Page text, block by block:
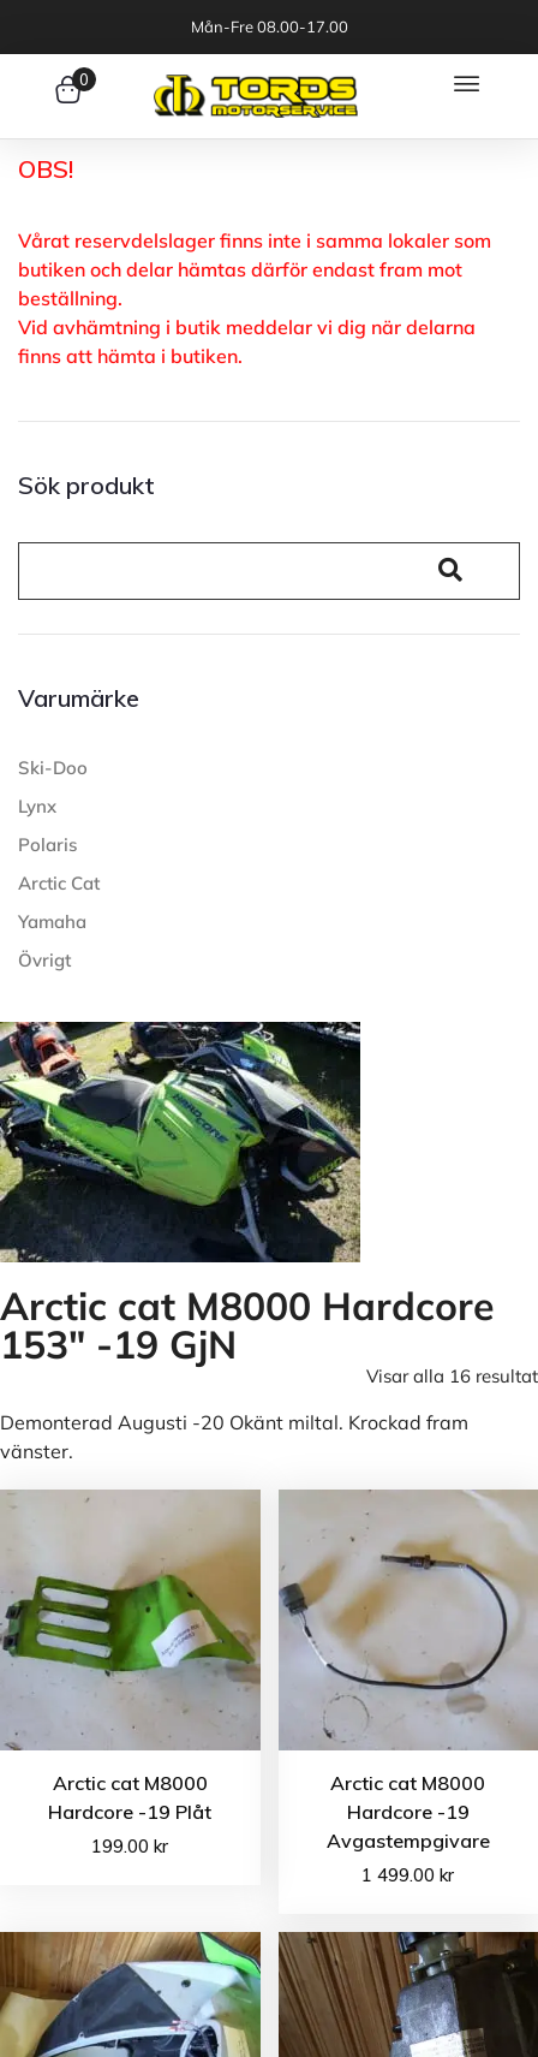
Mån-Fre 08.00-17.00
0
OBS!
Vårat reservdelslager finns inte i samma lokaler som
butiken och delar hämtas därför endast fram mot
beställning.
Vid avhämtning i butik meddelar vi dig när delarna
finns att hämta i butiken.
Sök produkt
Varumärke
Ski-Doo
Lynx
Polaris
Arctic Cat
Yamaha
Övrigt
Arctic cat M8000 Hardcore
153" -19 GjN
Visar alla 16 resultat
Demonterad Augusti -20 Okänt miltal. Krockad fram
vänster.
Arctic cat M8000
Hardcore -19 Plåt
199.00kr
Arctic cat M8000
Hardcore -19
Avgastempgivare
1 499.00kr